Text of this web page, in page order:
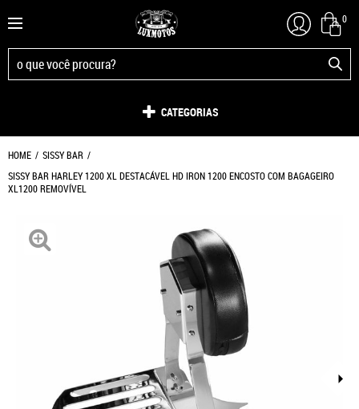
0
CATEGORIAS
HOME
SISSY BAR
SISSY BAR HARLEY 1200 XL DESTACÁVEL HD IRON 1200 ENCOSTO COM BAGAGEIRO
XL1200 REMOVÍVEL